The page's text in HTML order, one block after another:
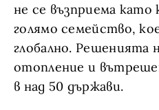
не се възприема като
голямо семейство,
глобално. Решенията
отопление и
в над 50 държави.